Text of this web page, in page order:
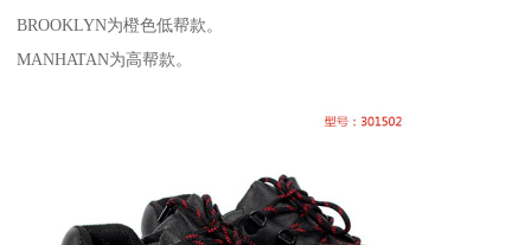
BROOKLYN为橙色低帮款。
MANHATAN为高帮款。